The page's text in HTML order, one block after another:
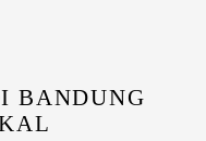
BANDUNG